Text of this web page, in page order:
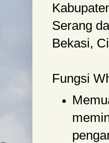
Serang
Bekasi,
Fungsi